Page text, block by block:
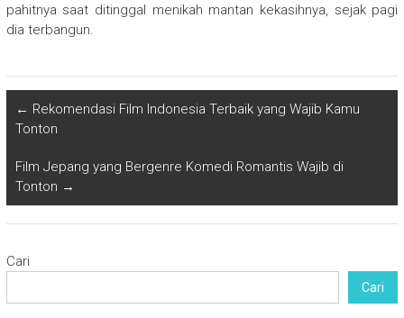
pahitnya saat ditinggal menikah mantan kekasihnya, sejak pagi
dia terbangun.
← Rekomendasi Film Indonesia Terbaik yang Wajib Kamu
Tonton
Film Jepang yang Bergenre Komedi Romantis Wajib di
Tonton →
Cari
Cari